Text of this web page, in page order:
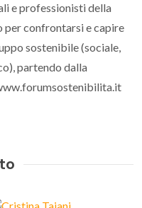
e professionisti della
per confrontarsi e capire
sostenibile (sociale,
partendo dalla